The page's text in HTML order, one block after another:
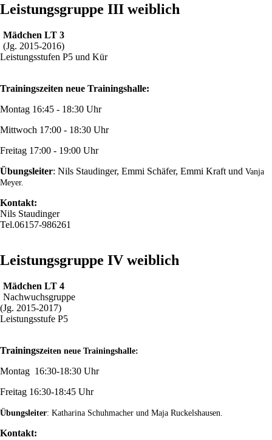
Leistungsgruppe III weiblich
Mädchen LT 3
(Jg. 2015-2016)
Leistungsstufen P5 und Kür
Trainingszeiten neue Trainingshalle:
Montag 16:45 - 18:30 Uhr
Mittwoch 17:00 - 18:30 Uhr
Freitag 17:00 - 19:00 Uhr
Übungsleiter: Nils Staudinger, Emmi Schäfer, Emmi Kraft und Vanja
Meyer.
Kontakt:
Nils Staudinger
Tel.06157-986261
Leistungsgruppe IV weiblich
Mädchen LT 4
Nachwuchsgruppe
(Jg. 2015-2017)
Leistungsstufe P5
Trainingszeiten neue Trainingshalle:
Montag 16:30-18:30 Uhr
Freitag 16:30-18:45 Uhr
Übungsleiter: Katharina Schuhmacher und Maja Ruckelshausen.
Kontakt: